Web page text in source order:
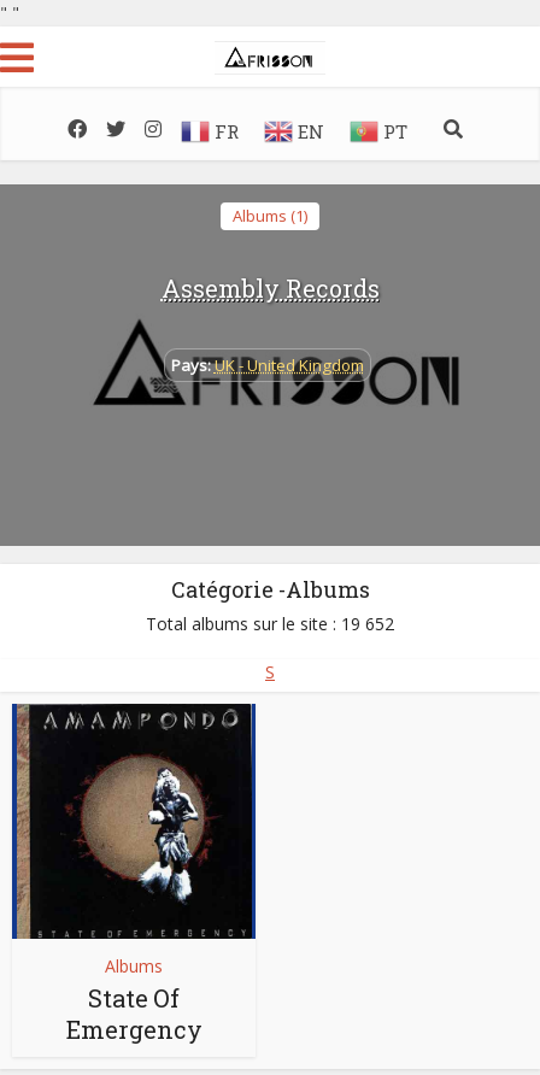
" "
FR EN PT
Albums (1)
Assembly Records
Pays:UK - United Kingdom
Catégorie -Albums
Total albums sur le site : 19 652
S
Albums
State Of
Emergency